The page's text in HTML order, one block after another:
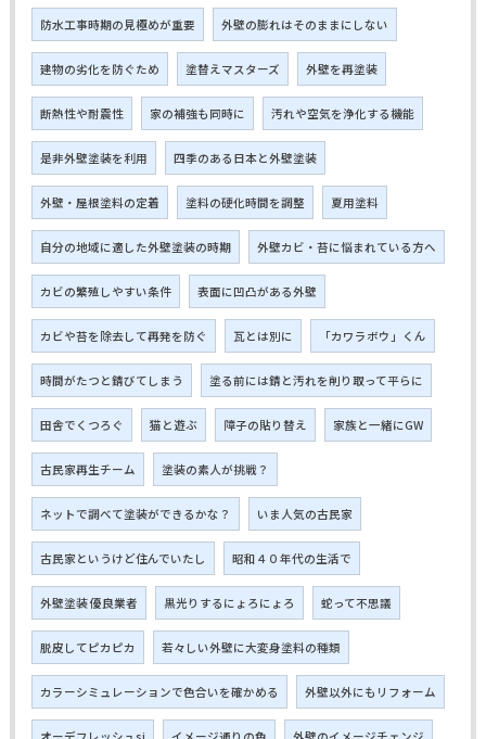
防水工事時期の見極めが重要 外壁の膨れはそのままにしない
建物の劣化を防ぐため 塗替えマスターズ 外壁を再塗装
断熱性や耐震性 家の補強も同時に 汚れや空気を浄化する機能
是非外壁塗装を利用 四季のある日本と外壁塗装
外壁・屋根塗料の定着 塗料の硬化時間を調整 夏用塗料
自分の地域に適した外壁塗装の時期 外壁カビ・苔に悩まれている方へ
カビの繁殖しやすい条件 表面に凹凸がある外壁
カビや苔を除去して再発を防ぐ 瓦とは別に 「カワラボウ」くん
時間がたつと錆びてしまう 塗る前には錆と汚れを削り取って平らに
田舎でくつろぐ 猫と遊ぶ 障子の貼り替え 家族と一緒にGW
古民家再生チーム 塗装の素人が挑戦？
ネットで調べて塗装ができるかな？ いま人気の古民家
古民家というけど住んでいたし 昭和４０年代の生活で
外壁塗装 優良業者 黒光りするにょろにょろ 蛇って不思議
脱皮してピカピカ 若々しい外壁に大変身塗料の種類
カラーシミュレーションで色合いを確かめる 外壁以外にもリフォーム